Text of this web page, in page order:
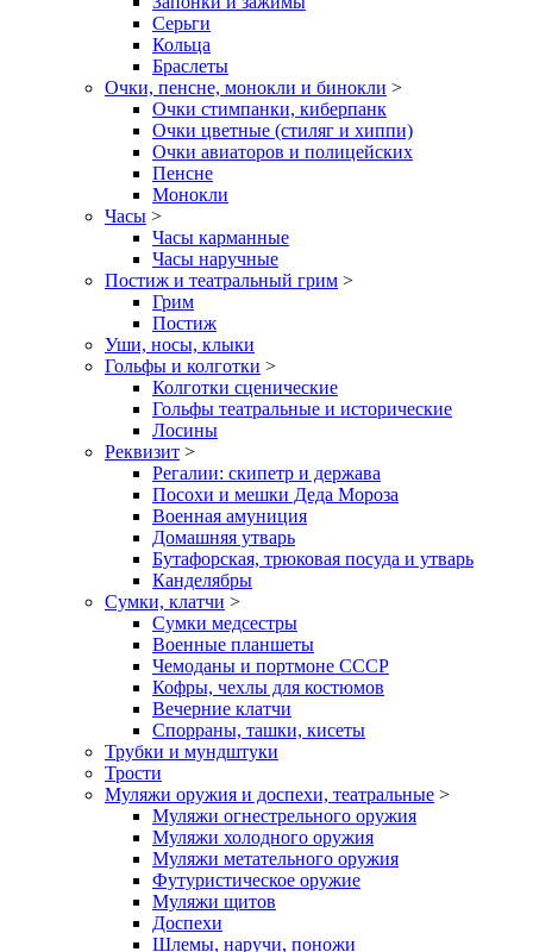
Серьги
Кольца
Браслеты
Очки, пенсне, монокли и бинокли >
Очки стимпанки, киберпанк
Очки цветные (стиляг и хиппи)
Очки авиаторов и полицейских
Пенсне
Монокли
Часы >
Часы карманные
Часы наручные
Постиж и театральный грим >
Грим
Постиж
Уши, носы, клыки
Гольфы и колготки >
Колготки сценические
Гольфы театральные и исторические
Лосины
Реквизит >
Регалии: скипетр и держава
Посохи и мешки Деда Мороза
Военная амуниция
Домашняя утварь
Бутафорская, трюковая посуда и утварь
Канделябры
Сумки, клатчи >
Сумки медсестры
Военные планшеты
Чемоданы и портмоне СССР
Кофры, чехлы для костюмов
Вечерние клатчи
Спорраны, ташки, кисеты
Трубки и мундштуки
Трости
Муляжи оружия и доспехи, театральные >
Муляжи огнестрельного оружия
Муляжи холодного оружия
Муляжи метательного оружия
Футуристическое оружие
Муляжи щитов
Доспехи
Шлемы, наручи, поножи